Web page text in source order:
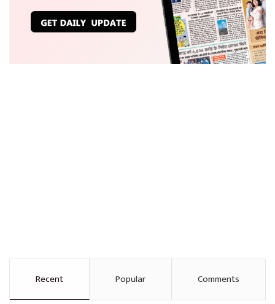
Recent Popular Comments